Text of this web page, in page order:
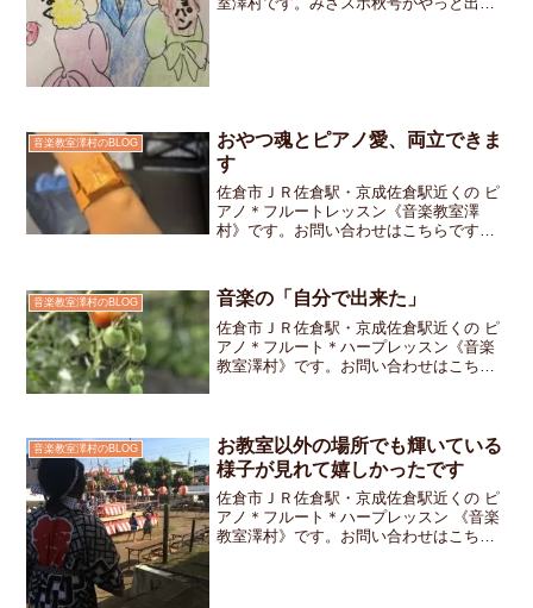
音楽教室澤村のBLOG
おやつ魂とピアノ愛、両立できま
す
佐倉市ＪＲ佐倉駅・京成佐倉駅近くの ピ
アノ＊フルートレッスン《音楽教室澤
村》です。お問い合わせはこちらです小
「３時」を指しています「これね、いつ
でもおやつの時間になるよう...
音楽教室澤村のBLOG 音楽の「自分で出来た」
佐倉市ＪＲ佐倉駅・京成佐倉駅近くの ピ
アノ＊フルート＊ハープレッスン《音楽
教室澤村》です。お問い合わせはこちら
ッスンが終わるころに...
音楽教室澤村のBLOG
お教室以外の場所でも輝いている
様子が見れて嬉しかったです
佐倉市ＪＲ佐倉駅・京成佐倉駅近くの ピ
アノ＊フルート＊ハープレッスン 《音楽
教室澤村》です。お問い合わせはこちら